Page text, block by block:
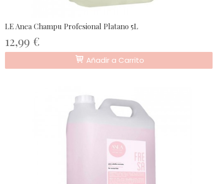
LE Anea Champu Profesional Platano 5L
12,99 €
Añadir a Carrito